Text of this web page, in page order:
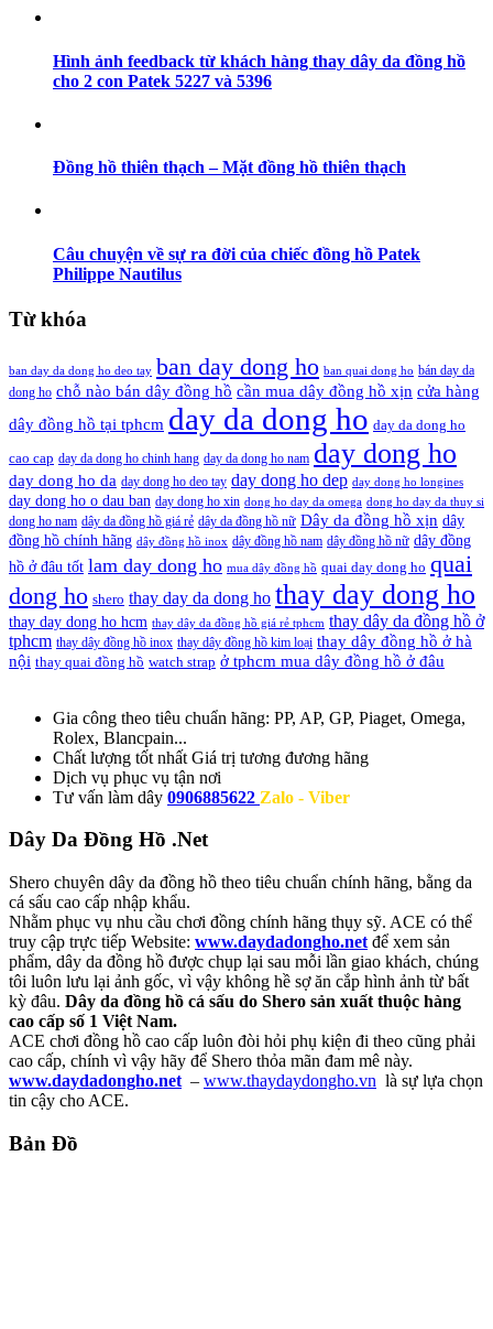
Hình ảnh feedback từ khách hàng thay dây da đồng hồ
cho 2 con Patek 5227 và 5396
Đồng hồ thiên thạch – Mặt đồng hồ thiên thạch
Câu chuyện về sự ra đời của chiếc đồng hồ Patek
Philippe Nautilus
Từ khóa
ban day da dong ho deo tay ban day dong ho ban quai dong ho bán day da
dong ho chỗ nào bán dây đồng hồ cần mua dây đồng hồ xịn cửa hàng
dây đồng hồ tại tphcm day da dong ho day da dong ho
cao cap day da dong ho chinh hang day da dong ho nam day dong ho
day dong ho da day dong ho deo tay day dong ho dep day dong ho longines
day dong ho o dau ban day dong ho xin dong ho day da omega dong ho day da thuy si
dong ho nam dây da đồng hồ giá rẻ dây da đồng hồ nữ Dây da đồng hồ xịn dây
đồng hồ chính hãng dây đồng hồ inox dây đồng hồ nam dây đồng hồ nữ dây đồng
hồ ở đâu tốt lam day dong ho mua dây đồng hồ quai day dong ho quai
dong ho shero thay day da dong ho thay day dong ho
thay day dong ho hcm thay dây da đồng hồ giá rẻ tphcm thay dây da đồng hồ ở
tphcm thay dây đồng hồ inox thay dây đồng hồ kim loại thay dây đồng hồ ở hà
nội thay quai đồng hồ watch strap ở tphcm mua dây đồng hồ ở đâu
Gia công theo tiêu chuẩn hãng: PP, AP, GP, Piaget, Omega,
Rolex, Blancpain...
Chất lượng tốt nhất Giá trị tương đương hãng
Dịch vụ phục vụ tận nơi
Tư vấn làm dây 0906885622 Zalo - Viber
Dây Da Đồng Hồ .Net
Shero chuyên dây da đồng hồ theo tiêu chuẩn chính hãng, bằng da
cá sấu cao cấp nhập khẩu.
Nhằm phục vụ nhu cầu chơi đồng chính hãng thụy sỹ. ACE có thể
truy cập trực tiếp Website: www.daydadongho.net để xem sản
phẩm, dây da đồng hồ được chụp lại sau mỗi lần giao khách, chúng
tôi luôn lưu lại ảnh gốc, vì vậy không hề sợ ăn cắp hình ảnh từ bất
kỳ đâu. Dây da đồng hồ cá sấu do Shero sản xuất thuộc hàng
cao cấp số 1 Việt Nam.
ACE chơi đồng hồ cao cấp luôn đòi hỏi phụ kiện đi theo cũng phải
cao cấp, chính vì vậy hãy để Shero thỏa mãn đam mê này.
www.daydadongho.net – www.thaydaydongho.vn là sự lựa chọn
tin cậy cho ACE.
Bản Đồ